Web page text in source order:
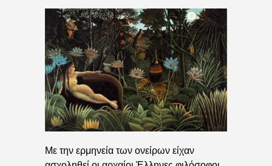
Με την ερμηνεία των ονείρων είχαν